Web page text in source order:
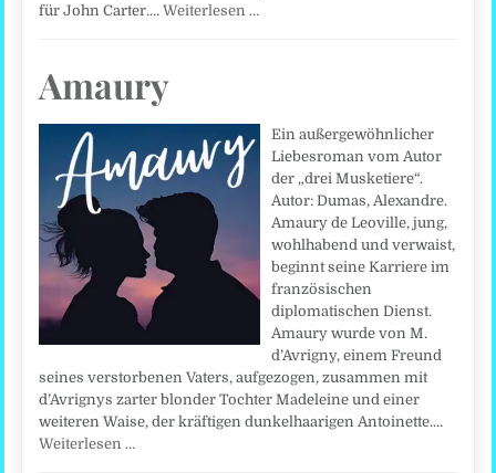
für John Carter.…Weiterlesen …
Amaury
Ein außergewöhnlicher
Liebesroman vom Autor
der „drei Musketiere“.
Autor: Dumas, Alexandre.
Amaury de Leoville, jung,
wohlhabend und verwaist,
beginnt seine Karriere im
französischen
diplomatischen Dienst.
Amaury wurde von M.
d’Avrigny, einem Freund
seines verstorbenen Vaters, aufgezogen, zusammen mit
d’Avrignys zarter blonder Tochter Madeleine und einer
weiteren Waise, der kräftigen dunkelhaarigen Antoinette.…
Weiterlesen …